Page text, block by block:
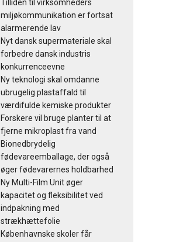
Tilliden til virksomheders
miljøkommunikation er fortsat
alarmerende lav
Nyt dansk supermateriale skal
forbedre dansk industris
konkurrenceevne
Ny teknologi skal omdanne
ubrugelig plastaffald til
værdifulde kemiske produkter
Forskere vil bruge planter til at
fjerne mikroplast fra vand
Bionedbrydelig
fødevareemballage, der også
øger fødevarernes holdbarhed
Ny Multi-Film Unit øger
kapacitet og fleksibilitet ved
indpakning med
strækhættefolie
Københavnske skoler får